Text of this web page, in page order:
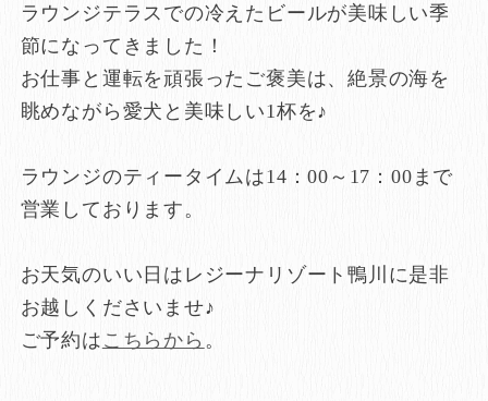
ラウンジテラスでの冷えたビールが美味しい季
節になってきました！
お仕事と運転を頑張ったご褒美は、絶景の海を
眺めながら愛犬と美味しい1杯を♪
ラウンジのティータイムは14：00～17：00まで
営業しております。
お天気のいい日はレジーナリゾート鴨川に是非
お越しくださいませ♪
ご予約は こちらから 。